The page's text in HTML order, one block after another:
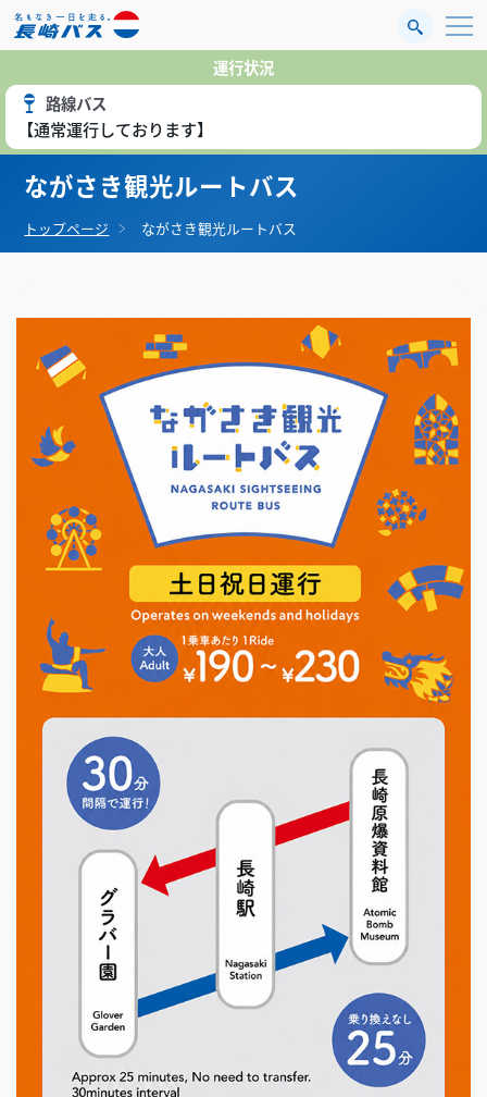
運行状況
路線バス
【通常運行しております】
ながさき観光ルートバス
トップページ ながさき観光ルートバス